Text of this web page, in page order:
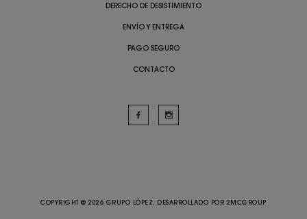
DERECHO DE DESISTIMIENTO
ENVÍO Y ENTREGA
PAGO SEGURO
CONTACTO
COPYRIGHT @ 2026 GRUPO LÓPEZ. DESARROLLADO POR 2MCGROUP